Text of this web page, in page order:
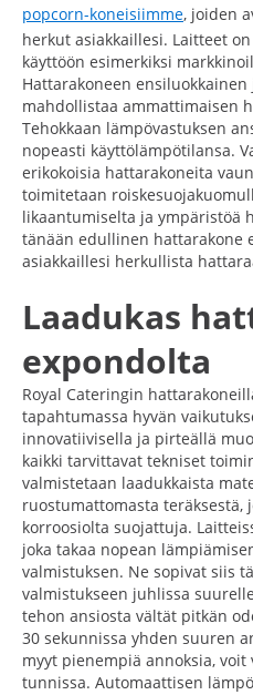
popcorn-koneisiimme, joiden
herkut asiakkaillesi. Laitteet
käyttöön esimerkiksi
Hattarakoneen
mahdollistaa ammattimaisen
Tehokkaan lämpövastuksen
nopeasti käyttölämpötilansa.
erikokoisia hattarakoneita
toimitetaan
likaantumiselta ja ympäristöä
tänään edullinen hattarakone
asiakkaillesi herkullista
Laadukas
expondolta
Royal Cateringin
tapahtumassa hyvän
innovatiivisella ja pirteällä
kaikki tarvittavat tekniset
valmistetaan laadukkaista
ruostumattomasta teräksestä,
korroosiolta suojattuja.
joka takaa nopean
valmistuksen. Ne sopivat siis
valmistukseen juhlissa
tehon ansiosta vältät pitkän
30 sekunnissa yhden suuren
myyt pienempiä annoksia,
tunnissa. Automaattisen